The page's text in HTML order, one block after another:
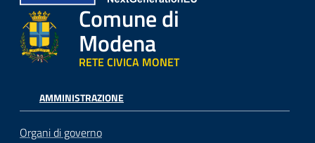
Comune di
Modena
RETE CIVICA MONET
AMMINISTRAZIONE
Organi di governo